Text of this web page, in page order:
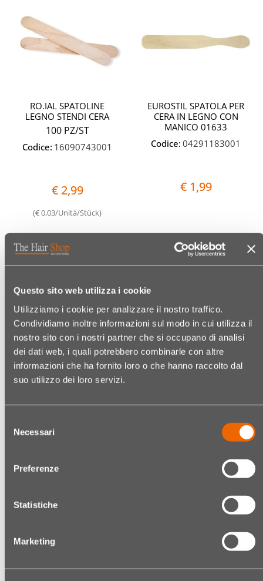
Questo sito web utilizza i cookie
Utilizziamo i cookie per analizzare il nostro traffico.
Condividiamo inoltre informazioni sul modo in cui utilizza il
nostro sito con i nostri partner che si occupano di analisi
dei dati web, i quali potrebbero combinarle con altre
informazioni che ha fornito loro o che hanno raccolto dal
suo utilizzo dei loro servizi.
delNecessari
Preferenze
Statistiche
Marketing
RO.IAL SPATOLINE
LEGNO STENDI CERA
100 PZ/ST
Codice: 16090743001
€ 2,99
(€ 0,03/Unità/Stück)
EUROSTIL SPATOLA PER
CERA IN LEGNO CON
MANICO 01633
Codice: 04291183001
€ 1,99
SIBEL SPATOLA INOX
STRETTA PER CERA VISO
7410507
Codice:12590742001
manico legno, 23 cm
CUMBO SGORBIA